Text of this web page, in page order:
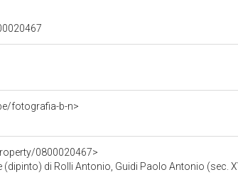
fotografia-b-n>
0800020467>
di Rolli Antonio, Guidi Paolo Antonio (sec.